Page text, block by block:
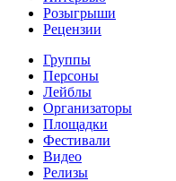
Розыгрыши
Рецензии
Группы
Персоны
Лейблы
Организаторы
Площадки
Фестивали
Видео
Релизы